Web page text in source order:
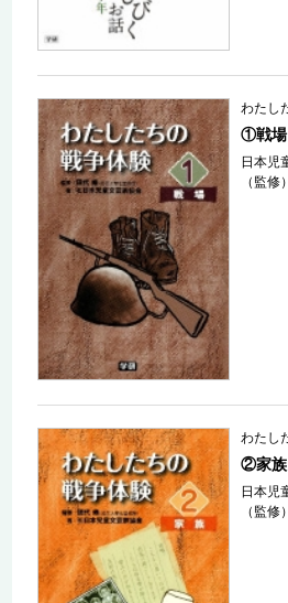
わたし
①戦場
日本児
（監修）
わたし
②家族
日本児
（監修）